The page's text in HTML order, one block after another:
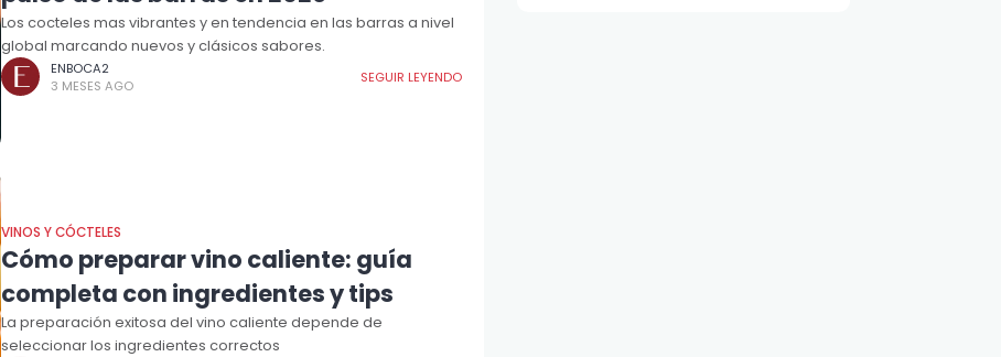
Los cocteles mas vibrantes y en tendencia en las barras a nivel
global marcando nuevos y clásicos sabores.
ENBOCA2
3 MESES AGO
SEGUIR LEYENDO
VINOS Y CÓCTELES
Cómo preparar vino caliente: guía
completa con ingredientes y tips
La preparación exitosa del vino caliente depende de
seleccionar los ingredientes correctos